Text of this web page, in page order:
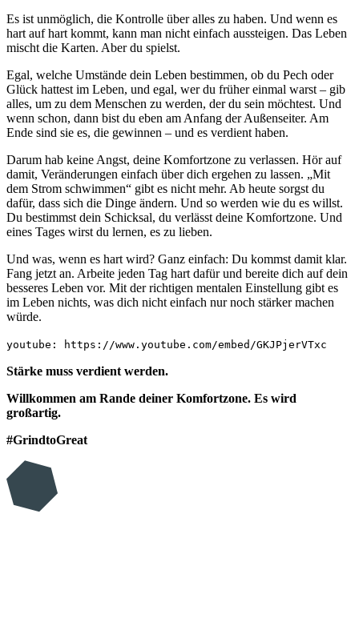
Es ist unmöglich, die Kontrolle über alles zu haben. Und wenn es
hart auf hart kommt, kann man nicht einfach aussteigen. Das Leben
mischt die Karten. Aber du spielst.
Egal, welche Umstände dein Leben bestimmen, ob du Pech oder
Glück hattest im Leben, und egal, wer du früher einmal warst – gib
alles, um zu dem Menschen zu werden, der du sein möchtest. Und
wenn schon, dann bist du eben am Anfang der Außenseiter. Am
Ende sind sie es, die gewinnen – und es verdient haben.
Darum hab keine Angst, deine Komfortzone zu verlassen. Hör auf
damit, Veränderungen einfach über dich ergehen zu lassen. „Mit
dem Strom schwimmen“ gibt es nicht mehr. Ab heute sorgst du
dafür, dass sich die Dinge ändern. Und so werden wie du es willst.
Du bestimmst dein Schicksal, du verlässt deine Komfortzone. Und
eines Tages wirst du lernen, es zu lieben.
Und was, wenn es hart wird? Ganz einfach: Du kommst damit klar.
Fang jetzt an. Arbeite jeden Tag hart dafür und bereite dich auf dein
besseres Leben vor. Mit der richtigen mentalen Einstellung gibt es
im Leben nichts, was dich nicht einfach nur noch stärker machen
würde.
youtube: https://www.youtube.com/embed/GKJPjerVTxc
Stärke muss verdient werden.
Willkommen am Rande deiner Komfortzone. Es wird
großartig.
#GrindtoGreat